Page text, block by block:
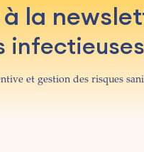
la
et gestion des risques